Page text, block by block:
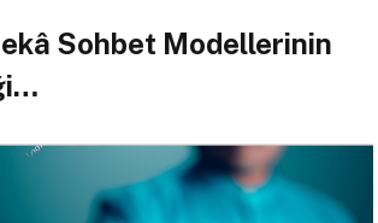
Sohbet Modellerinin